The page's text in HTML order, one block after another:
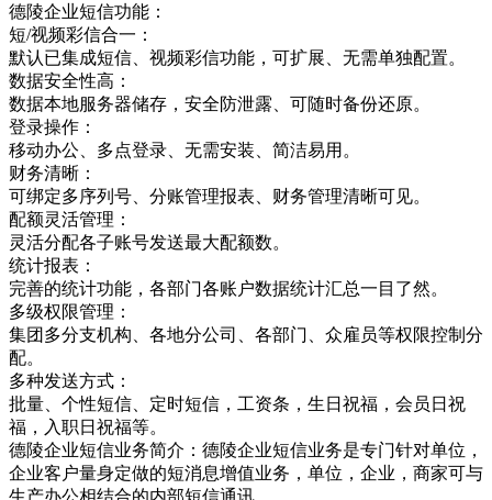
德陵企业短信功能：
短/视频彩信合一：
默认已集成短信、视频彩信功能，可扩展、无需单独配置。
数据安全性高：
数据本地服务器储存，安全防泄露、可随时备份还原。
登录操作：
移动办公、多点登录、无需安装、简洁易用。
财务清晰：
可绑定多序列号、分账管理报表、财务管理清晰可见。
配额灵活管理：
灵活分配各子账号发送最大配额数。
统计报表：
完善的统计功能，各部门各账户数据统计汇总一目了然。
多级权限管理：
集团多分支机构、各地分公司、各部门、众雇员等权限控制分
配。
多种发送方式：
批量、个性短信、定时短信，工资条，生日祝福，会员日祝
福，入职日祝福等。
德陵企业短信业务简介：德陵企业短信业务是专门针对单位，
企业客户量身定做的短消息增值业务，单位，企业，商家可与
生产办公相结合的内部短信通讯，